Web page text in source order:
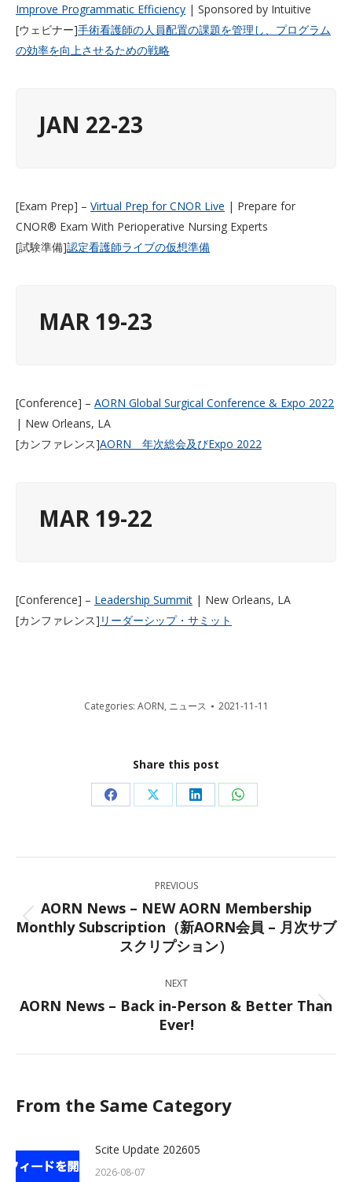
Improve Programmatic Efficiency | Sponsored by Intuitive
[ウェビナー]手術看護師の人員配置の課題を管理し、プログラム
の効率を向上させるための戦略
JAN 22-23
[Exam Prep] – Virtual Prep for CNOR Live | Prepare for
CNOR® Exam With Perioperative Nursing Experts
[試験準備]認定看護師ライブの仮想準備
MAR 19-23
[Conference] – AORN Global Surgical Conference & Expo 2022
| New Orleans, LA
[カンファレンス]AORN 年次総会及びExpo 2022
MAR 19-22
[Conference] – Leadership Summit | New Orleans, LA
[カンファレンス] リーダーシップ・サミット
Categories: AORN, ニュース 2021-11-11
Share this post
Share
Facebook
Share
X
Share
LinkedIn
Share
WhatsApp
navigation
PREVIOUS
Previous
post:
AORN News – NEW AORN Membership
Monthly Subscription（新AORN会員 – 月次サブ
スクリプション）
NEXT
Next
post:
AORN News – Back in-Person & Better Than
Ever!
From the Same Category
Scite Update 202605
2026-08-07